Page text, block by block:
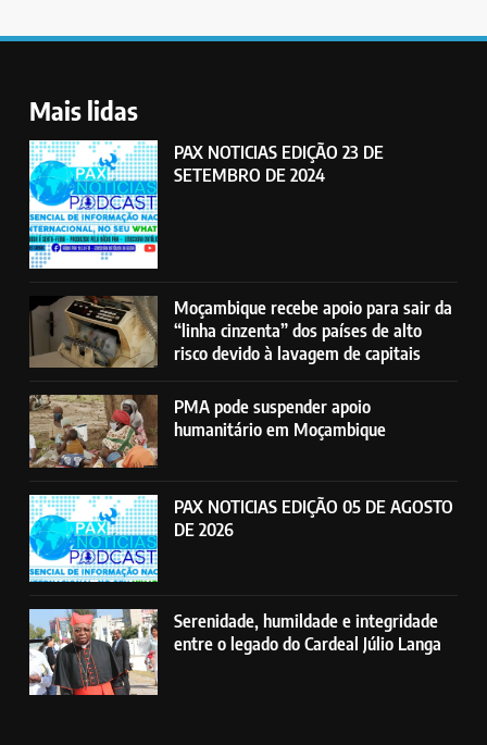
Mais lidas
PAX NOTICIAS EDIÇÃO 23 DE
SETEMBRO DE 2024
Moçambique recebe apoio para sair da
“linha cinzenta” dos países de alto
risco devido à lavagem de capitais
PMA pode suspender apoio
humanitário em Moçambique
PAX NOTICIAS EDIÇÃO 05 DE AGOSTO
DE 2026
Serenidade, humildade e integridade
entre o legado do Cardeal Júlio Langa